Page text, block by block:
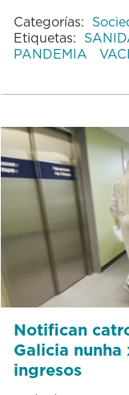
Categorías:
Etiquetas:
PANDEMIA
Notifican
Galicia
ingresos